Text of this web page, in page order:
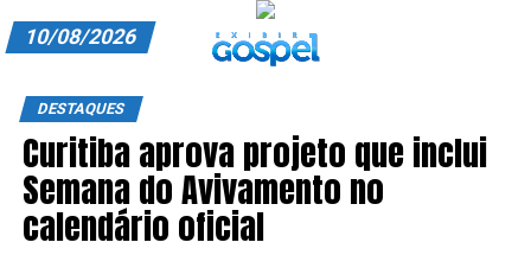
ANUNCIE CONOSCO
ASSINE
CARRINHO
10/08/2026
DESTAQUES
Curitiba aprova projeto que inclui
Semana do Avivamento no
calendário oficial